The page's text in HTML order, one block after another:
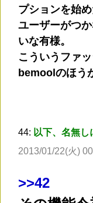
プションを始め
ユーザーがつ
いな有様。
こういうファ
bemoolのほう
44: 以下、名無
2013/01/22(火)
>>42